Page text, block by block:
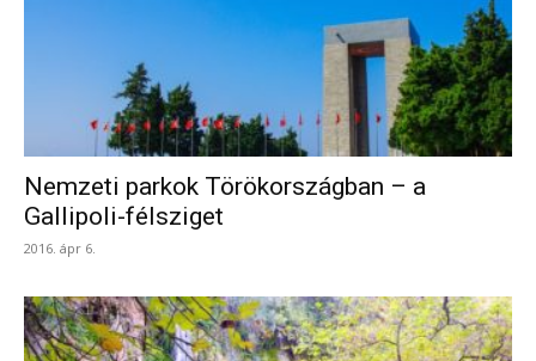
Nemzeti parkok Törökországban – a
Gallipoli-félsziget
2016. ápr 6.